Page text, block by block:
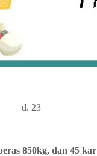
23
850kg, dan 45